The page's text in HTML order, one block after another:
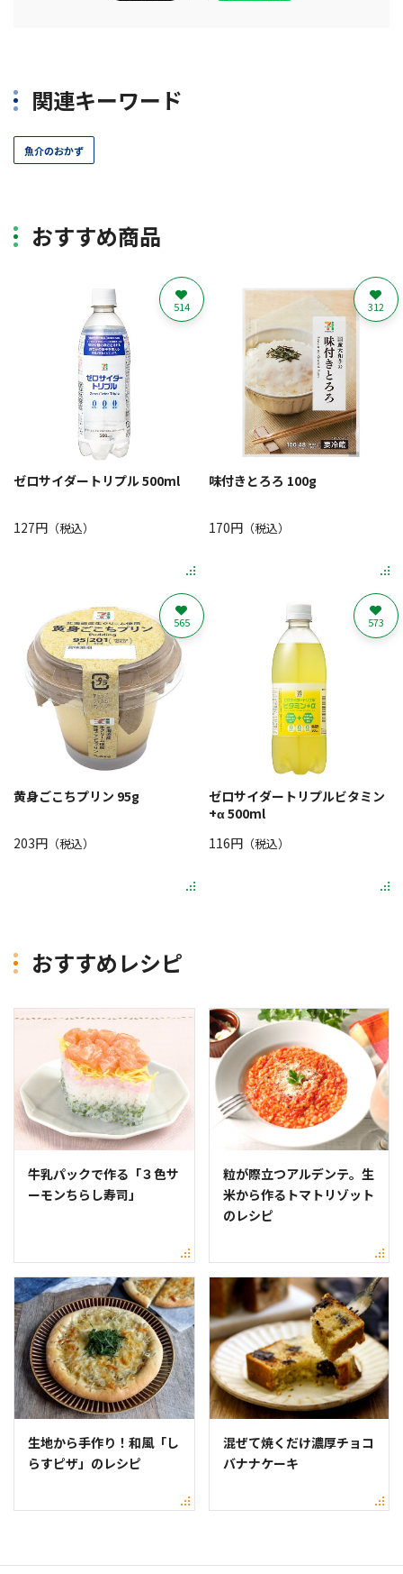
関連キーワード
魚介のおかず
おすすめ商品
ゼロサイダートリプル 500ml
127円 （税込）
514
味付きとろろ 100g
170円（税込）
312
黄身ごこちプリン 95g
203円 （税込）
565
ゼロサイダートリプルビタミン
+α 500ml
116円（税込）
573
おすすめレシピ
牛乳パックで作る「３色サ
ーモンちらし寿司」
粒が際立つアルデンテ。生
米から作るトマトリゾット
のレシピ
生地から手作り！和風「し
らすピザ」のレシピ
混ぜて焼くだけ濃厚チョコ
バナナケーキ